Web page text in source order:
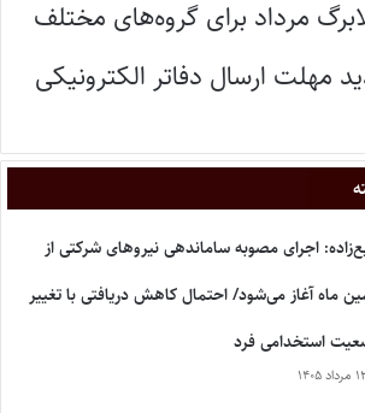
مرداد برای گروه‌های مختلف
مهلت ارسال دفاتر الکترونیکی
اجرای مصوبه ساماندهی نیروهای شرکتی از
ماه آغاز می‌شود/ احتمال کاهش دریافتی با تغییر
استخدامی فرد
۱۴۰۵